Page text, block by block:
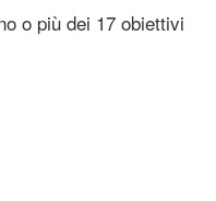
o più dei 17 obiettivi